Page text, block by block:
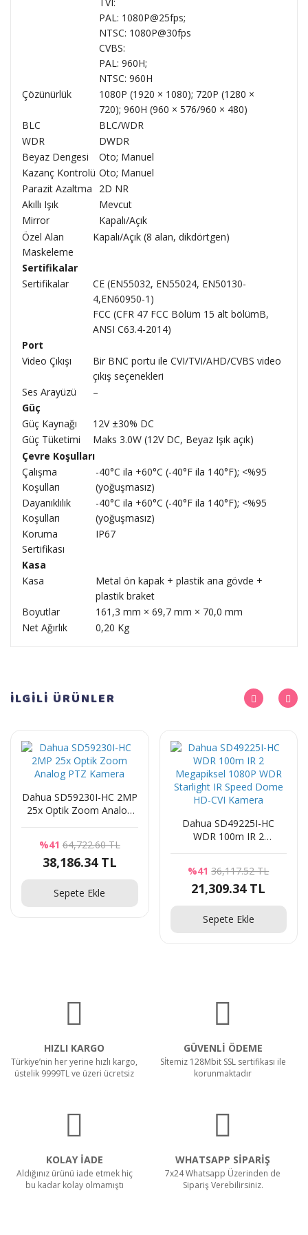
PAL: 1080P@25fps;
NTSC: 1080P@30fps
CVBS:
PAL: 960H;
NTSC: 960H
Çözünürlük
1080P (1920 × 1080); 720P (1280 ×
720); 960H (960 × 576/960 × 480)
BLC
BLC/WDR
WDR
DWDR
Beyaz Dengesi
Oto; Manuel
Kazanç Kontrolü Oto; Manuel
Parazit Azaltma
2D NR
Akıllı Işık
Mevcut
Mirror
Kapalı/Açık
Özel Alan
Maskeleme
Kapalı/Açık (8 alan, dikdörtgen)
Sertifikalar
Sertifikalar
CE (EN55032, EN55024, EN50130-
4,EN60950-1)
FCC (CFR 47 FCC Bölüm 15 alt bölümB,
ANSI C63.4-2014)
Port
Video Çıkışı
Bir BNC portu ile CVI/TVI/AHD/CVBS video
çıkış seçenekleri
Ses Arayüzü
–
Güç
Güç Kaynağı
12V ±30% DC
Güç Tüketimi
Maks 3.0W (12V DC, Beyaz Işık açık)
Çevre Koşulları
Çalışma
Koşulları
-40°C ila +60°C (-40°F ila 140°F); <%95
(yoğuşmasız)
Dayanıklılık
Koşulları
-40°C ila +60°C (-40°F ila 140°F); <%95
(yoğuşmasız)
Koruma
Sertifikası
IP67
Kasa
Kasa
Metal ön kapak + plastik ana gövde +
plastik braket
Boyutlar
161,3 mm × 69,7 mm × 70,0 mm
Net Ağırlık
0,20 Kg
İLGİLİ ÜRÜNLER
Dahua SD59230I-HC 2MP
25x Optik Zoom Analog
%41 64,722.60 TL
38,186.34 TL
Sepete Ekle
Dahua SD49225I-HC
WDR 100m IR 2
HD-CVI Kamera
%41 36,117.52 TL
21,309.34 TL
Sepete Ekle
HIZLI KARGO
Türkiye’nin her yerine hızlı kargo,
üstelik 9999TL ve üzeri ücretsiz
GÜVENLİ ÖDEME
Sİtemiz 128Mbit SSL sertifikası ile
korunmaktadır
KOLAY İADE
Aldığınız ürünü iade etmek hiç
bu kadar kolay olmamıştı
WHATSAPP SİPARİŞ
7x24 Whatsapp Üzerinden de
Sipariş Verebilirsiniz.